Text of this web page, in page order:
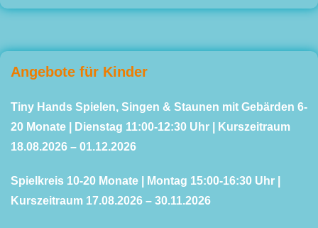
Angebote für Kinder
Tiny Hands Spielen, Singen & Staunen mit Gebärden 6-
20 Monate | Dienstag 11:00-12:30 Uhr | Kurszeitraum
18.08.2026 – 01.12.2026
Spielkreis 10-20 Monate | Montag 15:00-16:30 Uhr |
Kurszeitraum 17.08.2026 – 30.11.2026